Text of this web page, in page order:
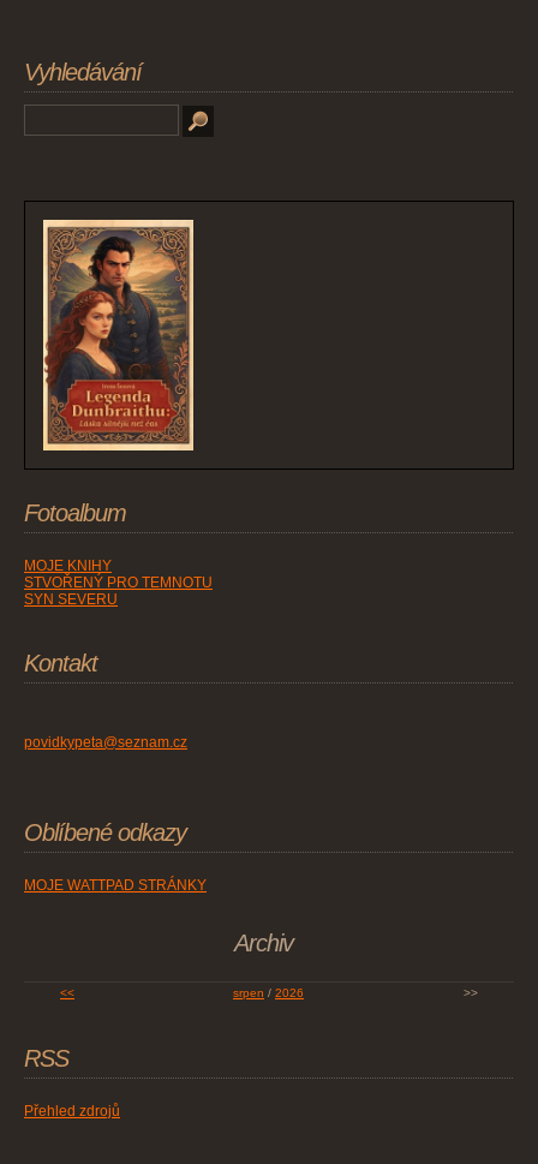
Vyhledávání
Fotoalbum
MOJE KNIHY
STVOŘENÝ PRO TEMNOTU
SYN SEVERU
Kontakt
povidkypeta@seznam.cz
Oblíbené odkazy
MOJE WATTPAD STRÁNKY
Archiv
<< srpen / 2026 >>
RSS
Přehled zdrojů